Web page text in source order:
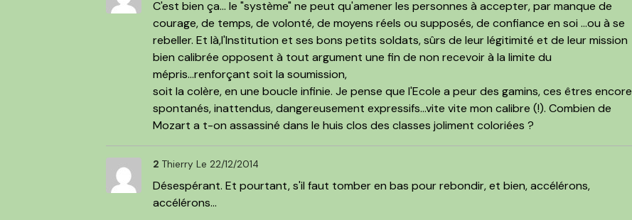
C'est bien ça... le "système" ne peut qu'amener les personnes à accepter, par manque de
courage, de temps, de volonté, de moyens réels ou supposés, de confiance en soi ...ou à se
rebeller. Et là,l'Institution et ses bons petits soldats, sûrs de leur légitimité et de leur mission
bien calibrée opposent à tout argument une fin de non recevoir à la limite du
mépris...renforçant soit la soumission,
soit la colère, en une boucle infinie. Je pense que l'Ecole a peur des gamins, ces êtres encore
spontanés, inattendus, dangereusement expressifs...vite vite mon calibre (!). Combien de
Mozart a t-on assassiné dans le huis clos des classes joliment coloriées ?
2 ThierryLe 22/12/2014
Désespérant. Et pourtant, s'il faut tomber en bas pour rebondir, et bien, accélérons,
accélérons...